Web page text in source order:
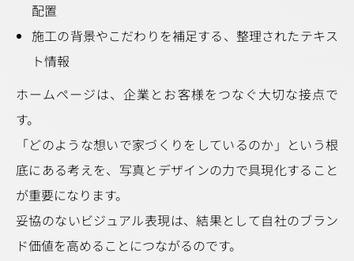
配置
施工の背景やこだわりを補足する、整理されたテキス
ト情報
ホームページは、企業とお客様をつなぐ大切な接点で
す。
「どのような想いで家づくりをしているのか」という根
底にある考えを、写真とデザインの力で具現化すること
が重要になります。
妥協のないビジュアル表現は、結果として自社のブラン
ド価値を高めることにつながるのです。